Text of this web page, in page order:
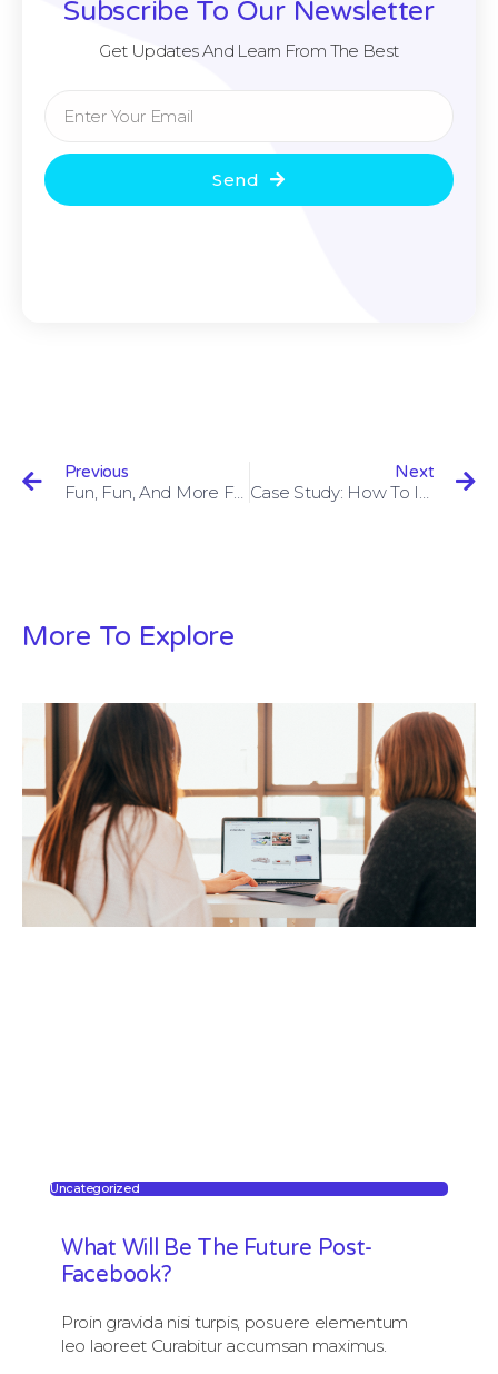
Subscribe To Our Newsletter
Get Updates And Learn From The Best
Send
Previous
Fun, Fun, And More Fun! Come Work @ Beyond
Next
Case Study: How To Improve SEO Scores
More To Explore
Uncategorized
What Will Be The Future Post-
Facebook?
Proin gravida nisi turpis, posuere elementum
leo laoreet Curabitur accumsan maximus.